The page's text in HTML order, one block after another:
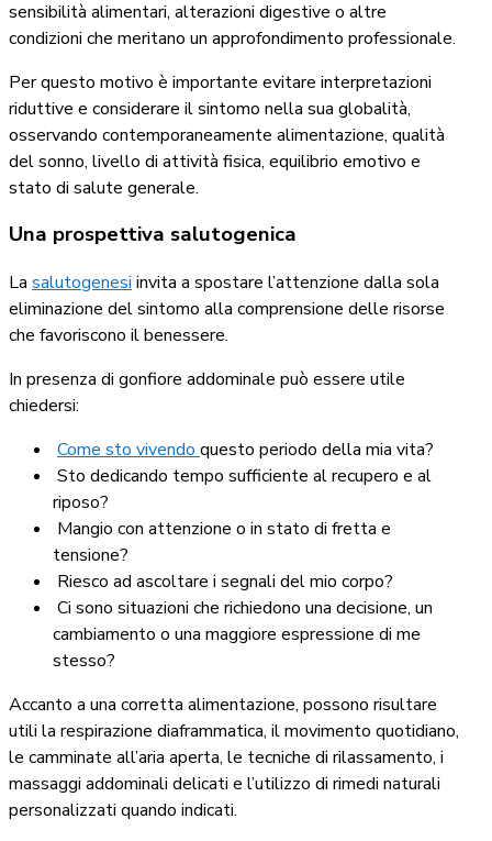
sensibilità alimentari, alterazioni digestive o altre
condizioni che meritano un approfondimento professionale.
Per questo motivo è importante evitare interpretazioni
riduttive e considerare il sintomo nella sua globalità,
osservando contemporaneamente alimentazione, qualità
del sonno, livello di attività fisica, equilibrio emotivo e
stato di salute generale.
Una prospettiva salutogenica
La salutogenesi invita a spostare l’attenzione dalla sola
eliminazione del sintomo alla comprensione delle risorse
che favoriscono il benessere.
In presenza di gonfiore addominale può essere utile
chiedersi:
Come sto vivendo questo periodo della mia vita?
Sto dedicando tempo sufficiente al recupero e al
riposo?
Mangio con attenzione o in stato di fretta e
tensione?
Riesco ad ascoltare i segnali del mio corpo?
Ci sono situazioni che richiedono una decisione, un
cambiamento o una maggiore espressione di me
stesso?
Accanto a una corretta alimentazione, possono risultare
utili la respirazione diaframmatica, il movimento quotidiano,
le camminate all’aria aperta, le tecniche di rilassamento, i
massaggi addominali delicati e l’utilizzo di rimedi naturali
personalizzati quando indicati.